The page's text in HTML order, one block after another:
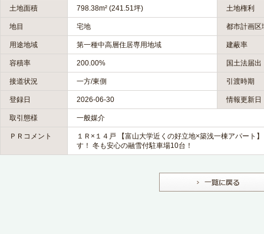
土地面積 798.38m² (241.51坪) 土地権利
地目 宅地 都市計画区
用途地域 第一種中高層住居専用地域 建蔽率
容積率 200.00% 国土法届出
接道状況 一方/東側 引渡時期
登録日 2026-06-30 情報更新日
取引態様 一般媒介
ＰＲコメント
１Ｒ×１４戸 【富山大学近くの好立地×築浅一棟アパート
す！ 冬も安心の融雪付駐車場10台！